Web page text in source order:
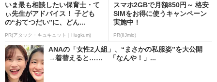
いま最も相談したい保育士・て
ぃ先生がアドバイス！ 子ども
の“おてつだい”に、どん...
PR(アタック・キュキュット｜Hugkum)
スマホ2GBで月額850円～ 格安
SIMをお得に使うキャンペーン
実施中！
PR(IIJmio)
ANAの「女性2人組」、“まさかの私服姿”を大公開
→着替えると…… 「なんや！」...